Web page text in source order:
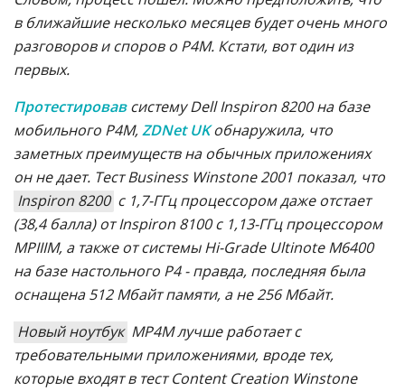
в ближайшие несколько месяцев будет очень много
разговоров и споров о Р4М. Кстати, вот один из
первых.
Протестировавсистему Dell Inspiron 8200 на базе
мобильного P4M,ZDNet UKобнаружила, что
заметных преимуществ на обычных приложениях
он не дает. Тест Business Winstone 2001 показал, что
Inspiron 8200 с 1,7-ГГц процессором даже отстает
(38,4 балла) от Inspiron 8100 с 1,13-ГГц процессором
MPIIIM, а также от системы Hi-Grade Ultinote M6400
на базе настольного Р4 - правда, последняя была
оснащена 512 Мбайт памяти, а не 256 Мбайт.
Новый ноутбук MP4M лучше работает с
требовательными приложениями, вроде тех,
которые входят в тест Content Creation Winstone